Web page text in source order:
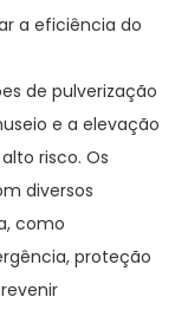
a eficiência do
de pulverização
e a elevação
risco. Os
diversos
como
proteção